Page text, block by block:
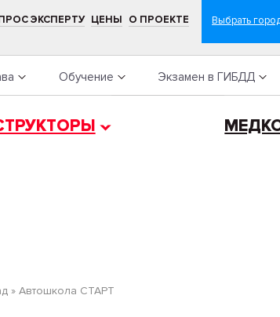
ЭКСПЕРТУ ЦЕНЫ О ПРОЕКТЕ
Обучение Экзамен в ГИБДД
» Автошкола СТАРТ